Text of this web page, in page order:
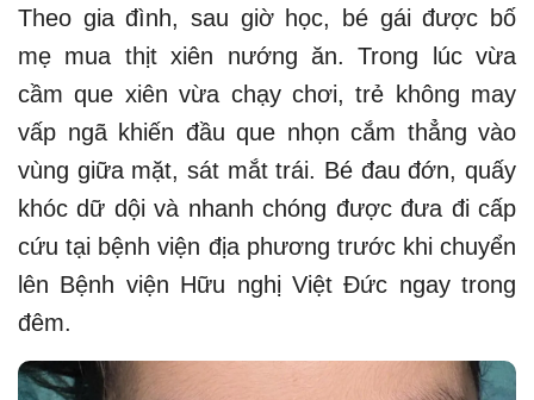
Theo gia đình, sau giờ học, bé gái được bố
mẹ mua thịt xiên nướng ăn. Trong lúc vừa
cầm que xiên vừa chạy chơi, trẻ không may
vấp ngã khiến đầu que nhọn cắm thẳng vào
vùng giữa mặt, sát mắt trái. Bé đau đớn, quấy
khóc dữ dội và nhanh chóng được đưa đi cấp
cứu tại bệnh viện địa phương trước khi chuyển
lên Bệnh viện Hữu nghị Việt Đức ngay trong
đêm.